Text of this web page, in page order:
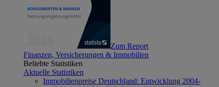
Zum Report
Finanzen, Versicherungen & Immobilien
Beliebte Statistiken
Aktuelle Statistiken
Immobilienpreise Deutschland: Entwicklung 2004-